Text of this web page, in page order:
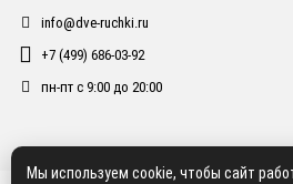
info@dve-ruchki.ru
+7 (499) 686-03-92
пн-пт с 9:00 до 20:00
Мы используем cookie, чтобы сайт